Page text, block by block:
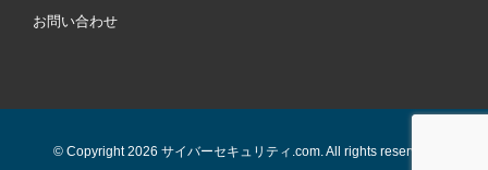
お問い合わせ
© Copyright 2026 サイバーセキュリティ.com. All rights reserved.